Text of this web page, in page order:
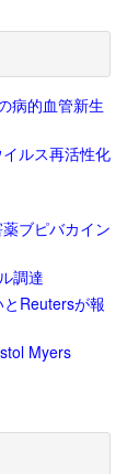
病的血管新生
ルス再活性化
ブピバカイン
調達
Reutersが報
Myers